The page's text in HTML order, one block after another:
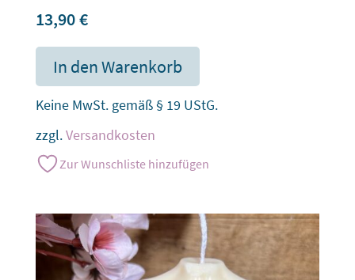
13,90€
In den Warenkorb
Keine MwSt. gemäß § 19 UStG.
zzgl.Versandkosten
Zur Wunschliste hinzufügen